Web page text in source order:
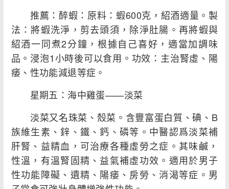
推薦：醉蝦：原料：蝦600克，紹酒適量。製
法：將蝦洗淨，剪去頭須，除淨肚腸。再將蝦與
紹酒一同煮2分鐘，根據自己喜好，適當加調味
品。浸泡1小時後可以食用。功效：主治腎虛、陽
痿、性功能減退等症。
星期五：海中雞蛋——淡菜
淡菜又名珠菜、殼菜。含豐富蛋白質、碘、B
族維生素、鋅、鐵、鈣、磷等。中醫認爲淡菜補
肝腎、益精血，可治療各種虛勞之症。其味鹹，
性溫，有溫腎固精、益氣補虛功效。適用於男子
性功能障礙、遺精、陽痿、房勞、消渴等症。男